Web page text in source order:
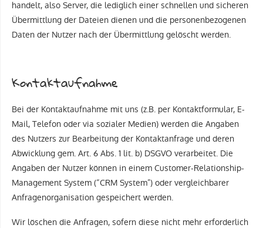
handelt, also Server, die lediglich einer schnellen und sicheren
Übermittlung der Dateien dienen und die personenbezogenen
Daten der Nutzer nach der Übermittlung gelöscht werden.
Kontaktaufnahme
Bei der Kontaktaufnahme mit uns (z.B. per Kontaktformular, E-
Mail, Telefon oder via sozialer Medien) werden die Angaben
des Nutzers zur Bearbeitung der Kontaktanfrage und deren
Abwicklung gem. Art. 6 Abs. 1 lit. b) DSGVO verarbeitet. Die
Angaben der Nutzer können in einem Customer-Relationship-
Management System (“CRM System”) oder vergleichbarer
Anfragenorganisation gespeichert werden.
Wir löschen die Anfragen, sofern diese nicht mehr erforderlich